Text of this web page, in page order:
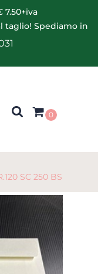
taglio! Spediamo in
0
SC 250 BS